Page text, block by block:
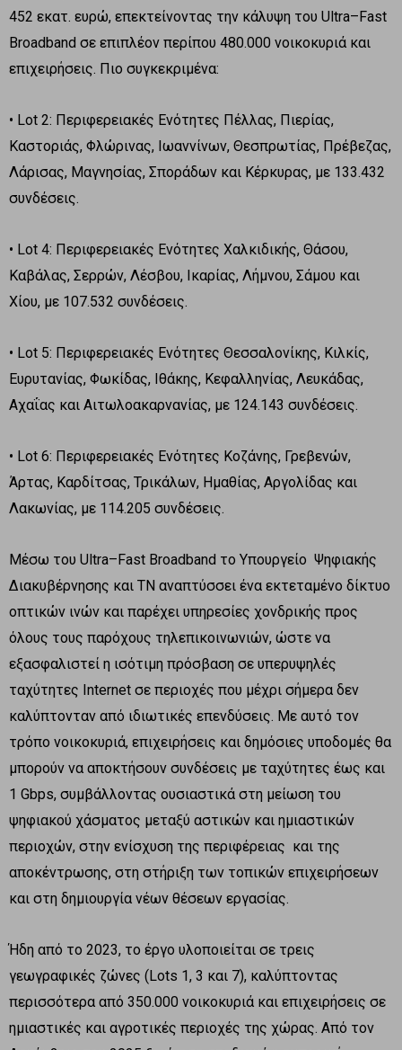
452 εκατ. ευρώ, επεκτείνοντας την κάλυψη του Ultra–Fast
Broadband σε επιπλέον περίπου 480.000 νοικοκυριά και
επιχειρήσεις. Πιο συγκεκριμένα:
• Lot 2: Περιφερειακές Ενότητες Πέλλας, Πιερίας,
Καστοριάς, Φλώρινας, Ιωαννίνων, Θεσπρωτίας, Πρέβεζας,
Λάρισας, Μαγνησίας, Σποράδων και Κέρκυρας, με 133.432
συνδέσεις.
• Lot 4: Περιφερειακές Ενότητες Χαλκιδικής, Θάσου,
Καβάλας, Σερρών, Λέσβου, Ικαρίας, Λήμνου, Σάμου και
Χίου, με 107.532 συνδέσεις.
• Lot 5: Περιφερειακές Ενότητες Θεσσαλονίκης, Κιλκίς,
Ευρυτανίας, Φωκίδας, Ιθάκης, Κεφαλληνίας, Λευκάδας,
Αχαΐας και Αιτωλοακαρνανίας, με 124.143 συνδέσεις.
• Lot 6: Περιφερειακές Ενότητες Κοζάνης, Γρεβενών,
Άρτας, Καρδίτσας, Τρικάλων, Ημαθίας, Αργολίδας και
Λακωνίας, με 114.205 συνδέσεις.
Μέσω του Ultra–Fast Broadband το Υπουργείο Ψηφιακής
Διακυβέρνησης και ΤΝ αναπτύσσει ένα εκτεταμένο δίκτυο
οπτικών ινών και παρέχει υπηρεσίες χονδρικής προς
όλους τους παρόχους τηλεπικοινωνιών, ώστε να
εξασφαλιστεί η ισότιμη πρόσβαση σε υπερυψηλές
ταχύτητες Internet σε περιοχές που μέχρι σήμερα δεν
καλύπτονταν από ιδιωτικές επενδύσεις. Με αυτό τον
τρόπο νοικοκυριά, επιχειρήσεις και δημόσιες υποδομές θα
μπορούν να αποκτήσουν συνδέσεις με ταχύτητες έως και
1 Gbps, συμβάλλοντας ουσιαστικά στη μείωση του
ψηφιακού χάσματος μεταξύ αστικών και ημιαστικών
περιοχών, στην ενίσχυση της περιφέρειας και της
αποκέντρωσης, στη στήριξη των τοπικών επιχειρήσεων
και στη δημιουργία νέων θέσεων εργασίας.
Ήδη από το 2023, το έργο υλοποιείται σε τρεις
γεωγραφικές ζώνες (Lots 1, 3 και 7), καλύπτοντας
περισσότερα από 350.000 νοικοκυριά και επιχειρήσεις σε
ημιαστικές και αγροτικές περιοχές της χώρας. Από τον